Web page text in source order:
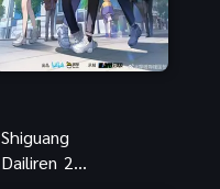
Shiguang
Dailiren 2